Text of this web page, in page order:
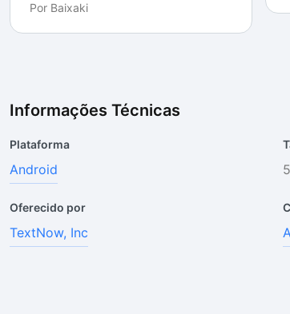
Por Baixaki
Informações Técnicas
Plataforma
Android
Oferecido por
TextNow, Inc